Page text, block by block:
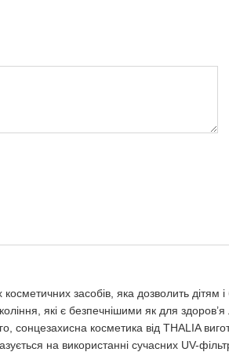
засобів, яка дозволить
які є безпечнішими як для
косметика від THALIA
на використанні сучасних UV-